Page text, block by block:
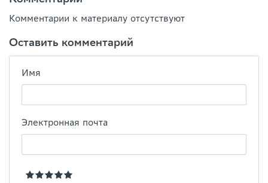
Комментарии к материалу отсутствуют
Оставить комментарий
Имя
Электронная почта